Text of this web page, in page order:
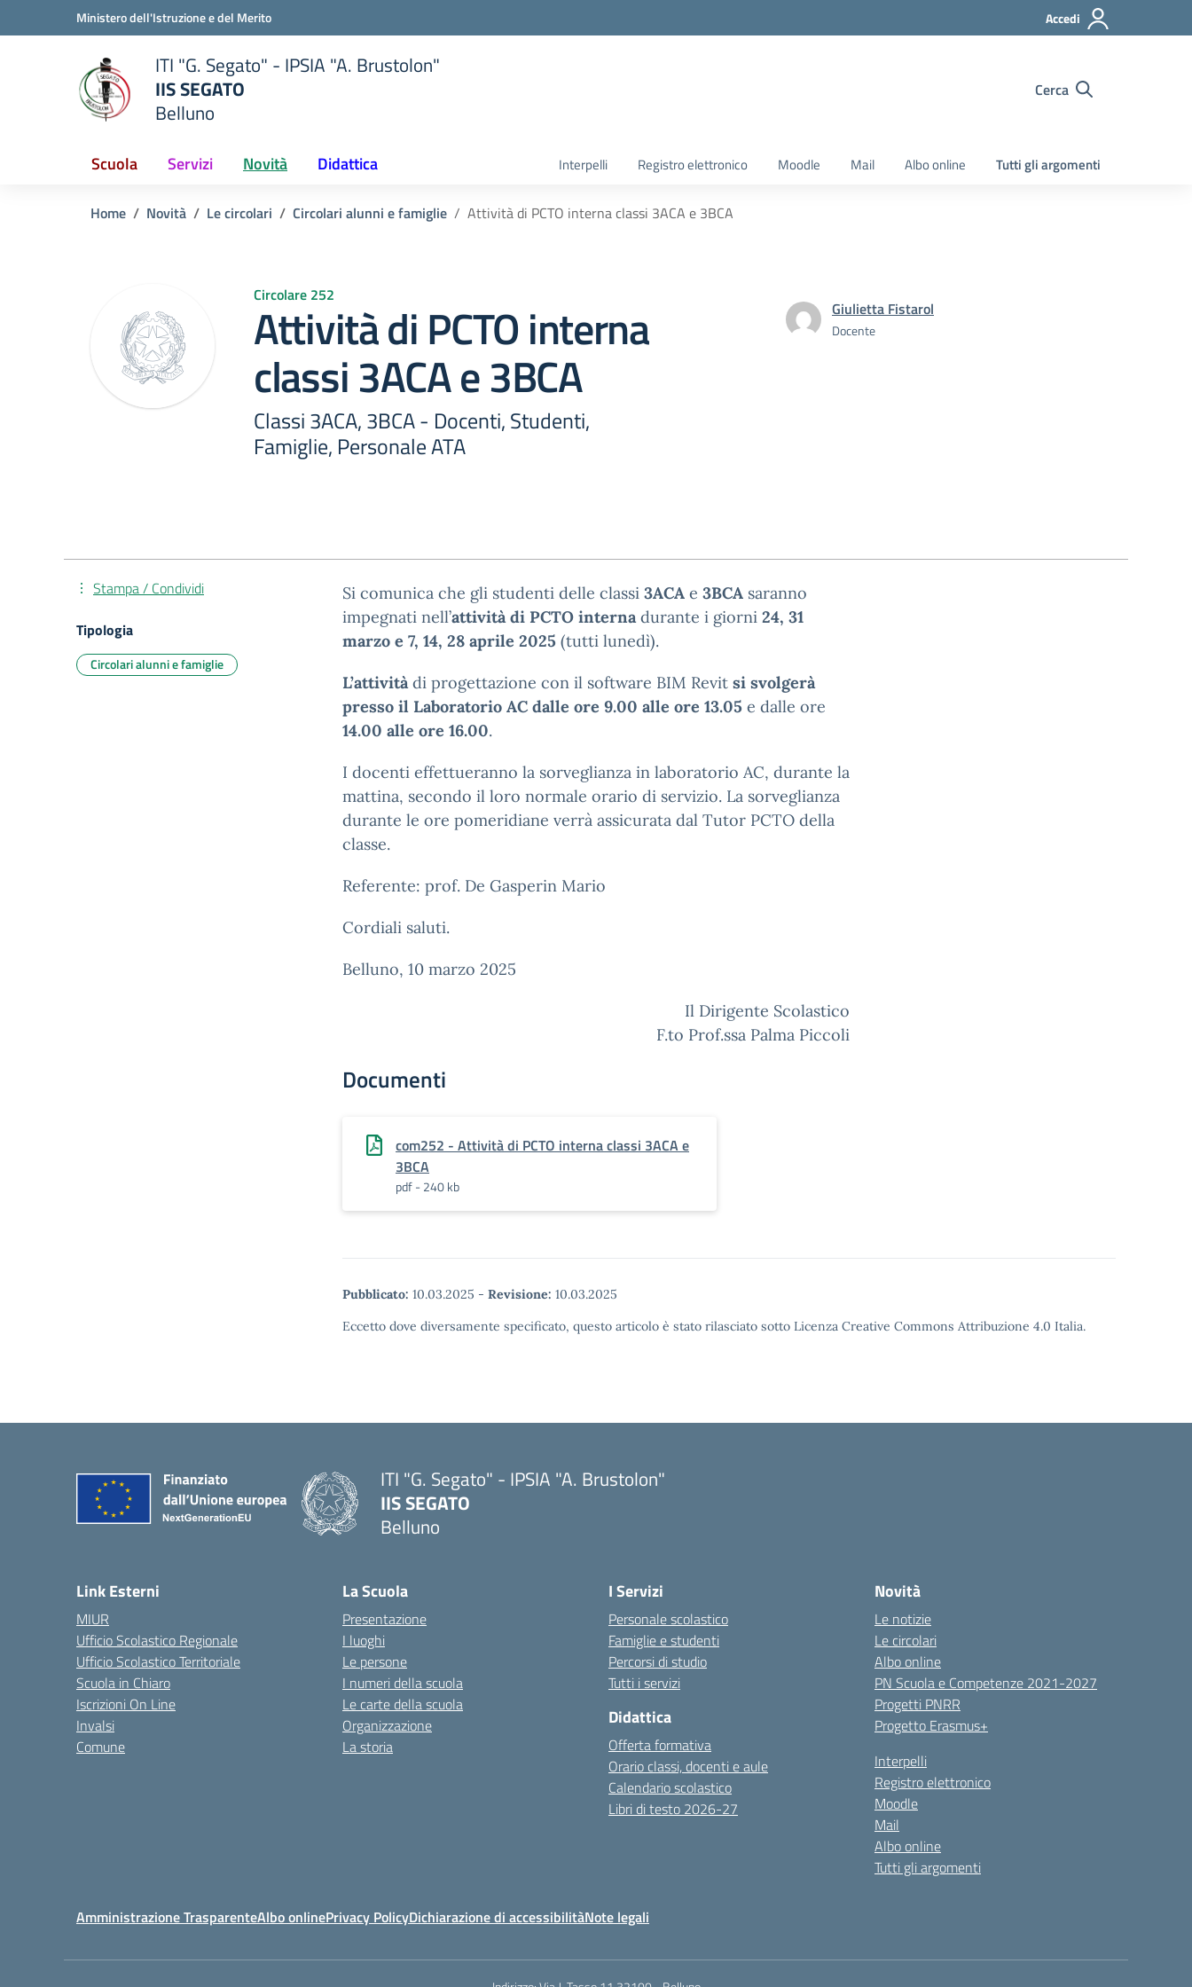
Vai ai contenuti
Vai al menu di navigazioneMinistero dell'Istruzione e del Merito Accedi
scuola
ITI "G. Segato" - IPSIA "A. Brustolon"
IIS SEGATO
Belluno
Cerca
Scuola Servizi Novità Didattica Interpelli Registro elettronico Moodle Mail Albo online Tutti gli argomenti
Home Novità Le circolari Circolari alunni e famiglie Attività di PCTO interna classi 3ACA e 3BCA
Circolare 252
Attività di PCTO interna
classi 3ACA e 3BCA
Classi 3ACA, 3BCA - Docenti, Studenti,
Famiglie, Personale ATA
Giulietta Fistarol
Docente
Si comunica che gli studenti delle classi 3ACA e 3BCA saranno
impegnati nell’attività di PCTO internadurante i giorni 24, 31
marzo e 7, 14, 28 aprile 2025 (tutti lunedì).
L’attivitàdi progettazione con il software BIM Revit si svolgerà
presso il Laboratorio AC dalle ore 9.00 alle ore 13.05 e dalle ore
14.00 alle ore 16.00.
I docenti effettueranno la sorveglianza in laboratorio AC, durante la
mattina, secondo il loro normale orario di servizio. La sorveglianza
durante le ore pomeridiane verrà assicurata dal Tutor PCTO della
classe.
Referente: prof. De Gasperin Mario
Cordiali saluti.
Belluno, 10 marzo 2025
Il Dirigente Scolastico
F.to Prof.ssa Palma Piccoli
Documenti
com252 - Attività di PCTO interna classi 3ACA e
3BCA
pdf - 240 kb
Pubblicato: 10.03.2025 - Revisione: 10.03.2025
Eccetto dove diversamente specificato, questo articolo è stato rilasciato sotto Licenza Creative Commons Attribuzione 4.0 Italia.
Stampa / Condividi
Tipologia
Circolari alunni e famiglie
ITI "G. Segato" - IPSIA "A. Brustolon"
IIS SEGATO
Belluno
Link Esterni
MIUR
Ufficio Scolastico Regionale
Ufficio Scolastico Territoriale
Scuola in Chiaro
Iscrizioni On Line
Invalsi
Comune
La Scuola
Presentazione
I luoghi
Le persone
I numeri della scuola
Le carte della scuola
Organizzazione
La storia
I Servizi
Personale scolastico
Famiglie e studenti
Percorsi di studio
Tutti i servizi
Didattica
Offerta formativa
Orario classi, docenti e aule
Calendario scolastico
Libri di testo 2026-27
Novità
Le notizie
Le circolari
Albo online
PN Scuola e Competenze 2021-2027
Progetti PNRR
Progetto Erasmus+
Interpelli
Registro elettronico
Moodle
Mail
Albo online
Tutti gli argomenti
Amministrazione TrasparenteAlbo onlinePrivacy PolicyDichiarazione di accessibilitàNote legali